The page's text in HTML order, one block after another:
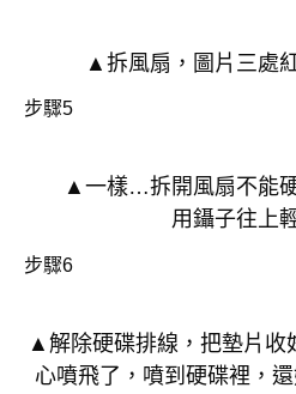
▲拆風扇，圖片三處
步驟5
▲一樣…拆開風扇不能
用鑷子往上
步驟6
▲解除硬碟排線，把墊片收
心噴飛了，噴到硬碟裡，